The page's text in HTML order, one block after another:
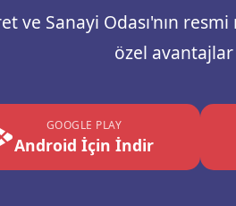
ve Sanayi Odası'nın
özel avantajlar
GOOGLE PLAY
Android İçin İndir